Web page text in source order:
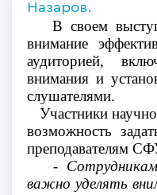
Назаров.
В своем
внимание
аудиторией,
внимания и
слушателями.
Участники
возможность
преподавателям
- Сотрудникам
важно уделять